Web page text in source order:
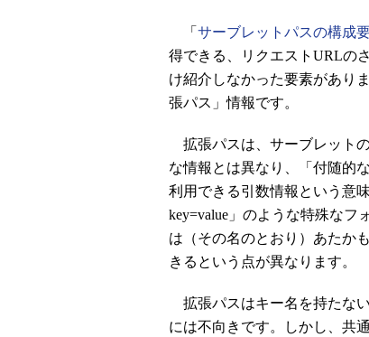
「 サーブレットパスの構成
得できる、リクエストURLの
け紹介しなかった要素があり
張パス」情報です。
拡張パスは、サーブレット
な情報とは異なり、「付随的
利用できる引数情報という意
key=value」のような特殊なフ
は（その名のとおり）あたか
きるという点が異なります。
拡張パスはキー名を持たな
には不向きです。しかし、共